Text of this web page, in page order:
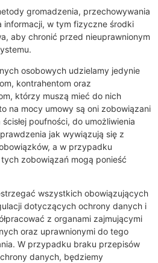
gromadzenia, przechowywania
informacji, w tym fizyczne środki
aby chronić przed nieuprawnionym
osobowych udzielamy jedynie
kontrahentom oraz
którzy muszą mieć do nich
na mocy umowy są oni zobowiązani
poufności, do umożliwienia
jak wywiązują się z
a w przypadku
tych zobowiązań mogą ponieść
wszystkich obowiązujących
dotyczących ochrony danych i
z organami zajmującymi
oraz uprawnionymi do tego
W przypadku braku przepisów
danych, będziemy